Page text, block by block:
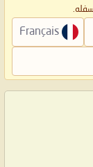
Français